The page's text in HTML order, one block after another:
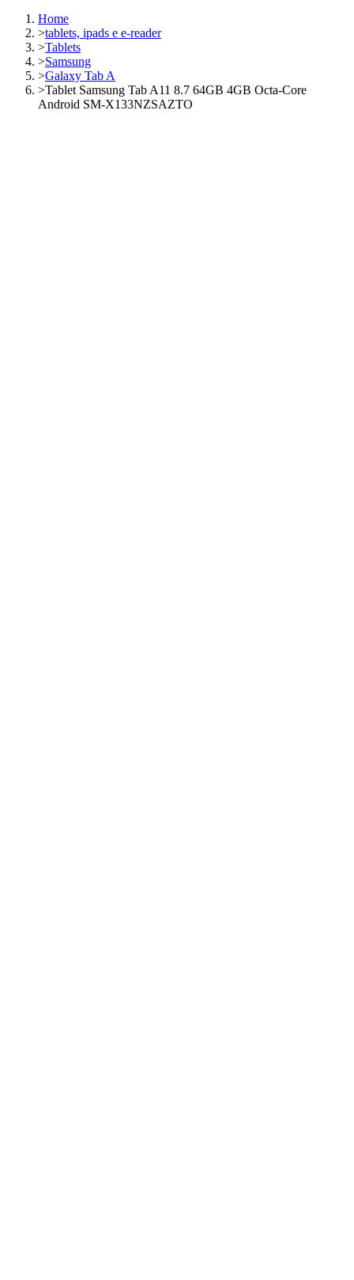
Home
>tablets, ipads e e-reader
>Tablets
>Samsung
>Galaxy Tab A
>Tablet Samsung Tab A11 8.7 64GB 4GB Octa-Core
Android SM-X133NZSAZTO